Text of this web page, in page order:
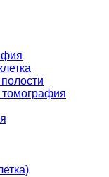
томография